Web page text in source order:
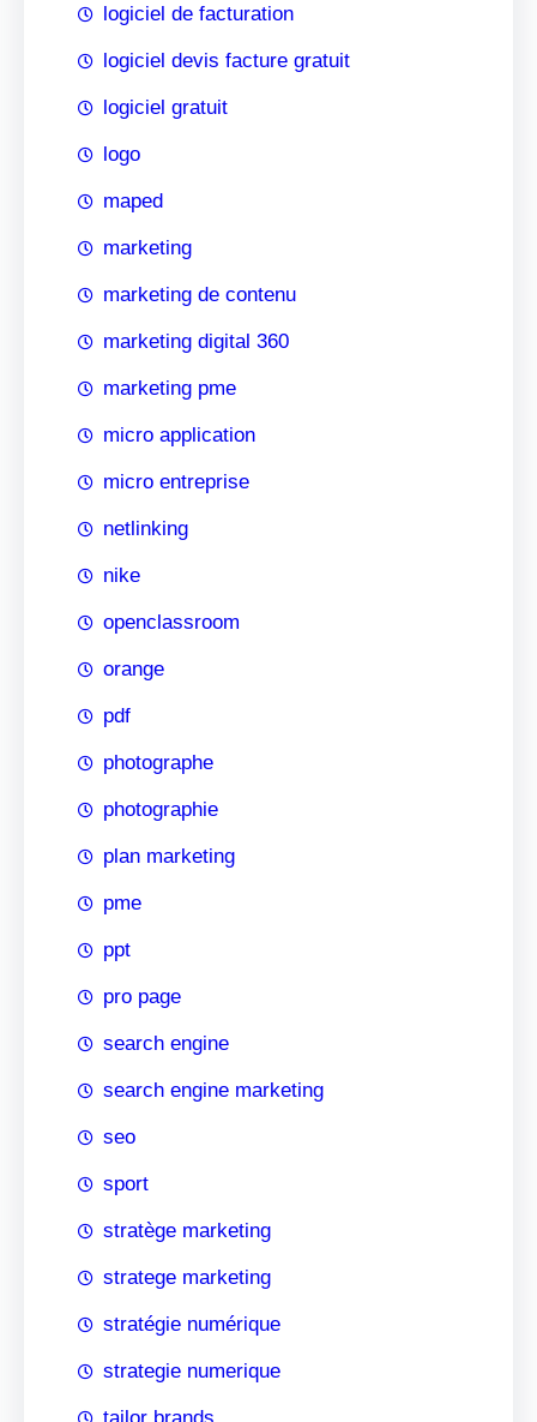
logiciel de facturation
logiciel devis facture gratuit
logiciel gratuit
logo
maped
marketing
marketing de contenu
marketing digital 360
marketing pme
micro application
micro entreprise
netlinking
nike
openclassroom
orange
pdf
photographe
photographie
plan marketing
pme
ppt
pro page
search engine
search engine marketing
seo
sport
stratège marketing
stratege marketing
stratégie numérique
strategie numerique